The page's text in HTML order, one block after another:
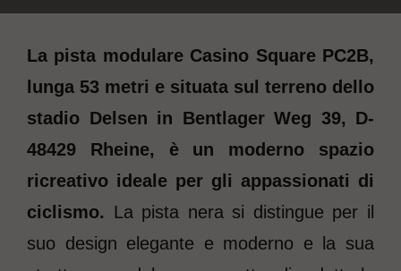
La pista modulare Casino Square PC2B,
lunga 53 metri e situata sul terreno dello
stadio Delsen in Bentlager Weg 39, D-
48429 Rheine, è un moderno spazio
ricreativo ideale per gli appassionati di
ciclismo. La pista nera si distingue per il
suo design elegante e moderno e la sua